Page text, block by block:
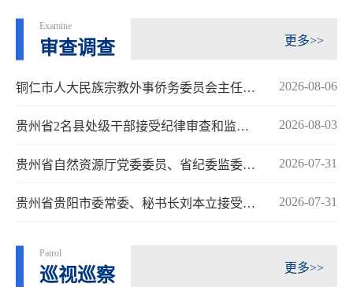
Examine
审查调查 更多>>
铜仁市人大民族宗教外事侨务委员会主任委员... 2026-08-06
贵州省2名县处级干部接受纪律审查和监察调查 2026-08-03
贵州省自然资源厅党委委员、省纪委监委派驻... 2026-07-31
贵州省贵阳市委常委、秘书长刘本立接受纪律... 2026-07-31
Patrol
巡视巡察 更多>>